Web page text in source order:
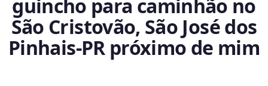
guincho para caminhão no
São Cristovão, São José dos
Pinhais‑PR próximo de mim